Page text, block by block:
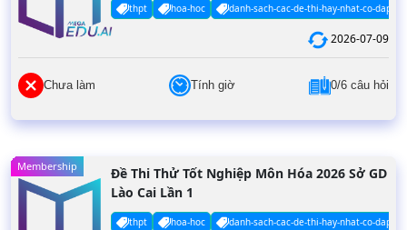
thpt hoa-hoc danh-sach-cac-de-thi-hay-nhat-co-dap-an
2026-07-09
Chưa làm Tính giờ 0/6 câu hỏi
Membership
Đề Thi Thử Tốt Nghiệp Môn Hóa 2026 Sở GD
Lào Cai Lần 1
thpt hoa-hoc danh-sach-cac-de-thi-hay-nhat-co-dap-an